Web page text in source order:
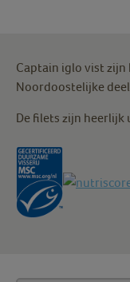
Captain iglo vist zijn
Noordoostelijke
De filets zijn heerlijk